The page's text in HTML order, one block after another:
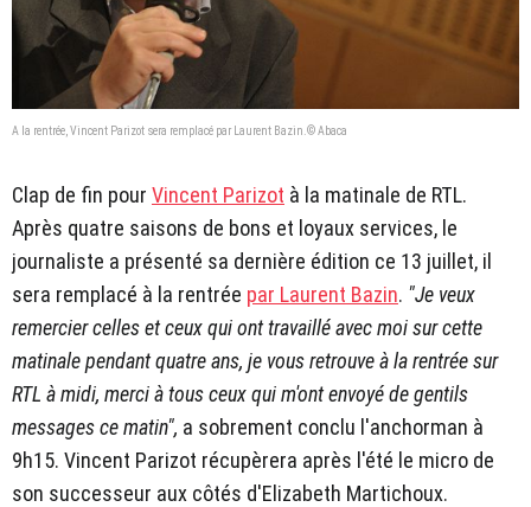
A la rentrée, Vincent Parizot sera remplacé par Laurent Bazin.© Abaca
Clap de fin pour Vincent Parizot à la matinale de RTL.
Après quatre saisons de bons et loyaux services, le
journaliste a présenté sa dernière édition ce 13 juillet, il
sera remplacé à la rentrée par Laurent Bazin. "Je veux
remercier celles et ceux qui ont travaillé avec moi sur cette
matinale pendant quatre ans, je vous retrouve à la rentrée sur
RTL à midi, merci à tous ceux qui m'ont envoyé de gentils
messages ce matin", a sobrement conclu l'anchorman à
9h15. Vincent Parizot récupèrera après l'été le micro de
son successeur aux côtés d'Elizabeth Martichoux.